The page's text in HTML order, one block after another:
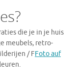
die je in je huis
meubels, retro-
/ FFoto auf